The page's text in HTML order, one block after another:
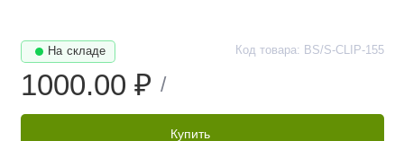
На складе Код товара: BS/S-CLIP-155
1000.00 ₽ /
Купить